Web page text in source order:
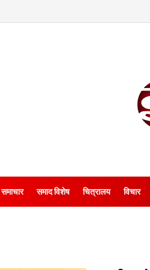
समाचार समाद विशेष चित्रालय विचार